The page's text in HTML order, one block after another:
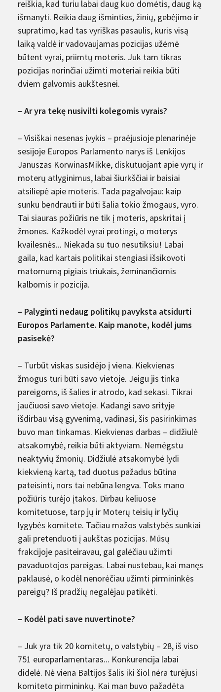
reiškia, kad turiu labai daug kuo domėtis, daug ką
išmanyti. Reikia daug išminties, žinių, gebėjimo ir
supratimo, kad tas vyriškas pasaulis, kuris visą
laiką valdė ir vadovaujamas pozicijas užėmė
būtent vyrai, priimtų moteris. Juk tam tikras
pozicijas norinčiai užimti moteriai reikia būti
dviem galvomis aukštesnei.
– Ar yra tekę nusivilti kolegomis vyrais?
– Visiškai nesenas įvykis – praėjusioje plenarinėje
sesijoje Europos Parlamento narys iš Lenkijos
Januszas KorwinasMikke, diskutuojant apie vyrų ir
moterų atlyginimus, labai šiurkščiai ir baisiai
atsiliepė apie moteris. Tada pagalvojau: kaip
sunku bendrauti ir būti šalia tokio žmogaus, vyro.
Tai siauras požiūris ne tik į moteris, apskritai į
žmones. Kažkodėl vyrai protingi, o moterys
kvailesnės... Niekada su tuo nesutiksiu! Labai
gaila, kad kartais politikai stengiasi išsikovoti
matomumą pigiais triukais, žeminančiomis
kalbomis ir pozicija.
– Palyginti nedaug politikų pavyksta atsidurti
Europos Parlamente. Kaip manote, kodėl jums
pasisekė?
– Turbūt viskas susidėjo į viena. Kiekvienas
žmogus turi būti savo vietoje. Jeigu jis tinka
pareigoms, iš šalies ir atrodo, kad sekasi. Tikrai
jaučiuosi savo vietoje. Kadangi savo srityje
išdirbau visą gyvenimą, vadinasi, šis pasirinkimas
buvo man tinkamas. Kiekvienas darbas – didžiulė
atsakomybė, reikia būti aktyviam. Nemėgstu
neaktyvių žmonių. Didžiulė atsakomybė lydi
kiekvieną kartą, tad duotus pažadus būtina
pateisinti, nors tai nebūna lengva. Toks mano
požiūris turėjo įtakos. Dirbau keliuose
komitetuose, tarp jų ir Moterų teisių ir lyčių
lygybės komitete. Tačiau mažos valstybės sunkiai
gali pretenduoti į aukštas pozicijas. Mūsų
frakcijoje pasiteiravau, gal galėčiau užimti
pavaduotojos pareigas. Labai nustebau, kai manęs
paklausė, o kodėl nenorėčiau užimti pirmininkės
pareigų? Iš pradžių negalėjau patikėti.
– Kodėl pati save nuvertinote?
– Juk yra tik 20 komitetų, o valstybių – 28, iš viso
751 europarlamentaras... Konkurencija labai
didelė. Nė viena Baltijos šalis iki šiol nėra turėjusi
komiteto pirmininkų. Kai man buvo pažadėta